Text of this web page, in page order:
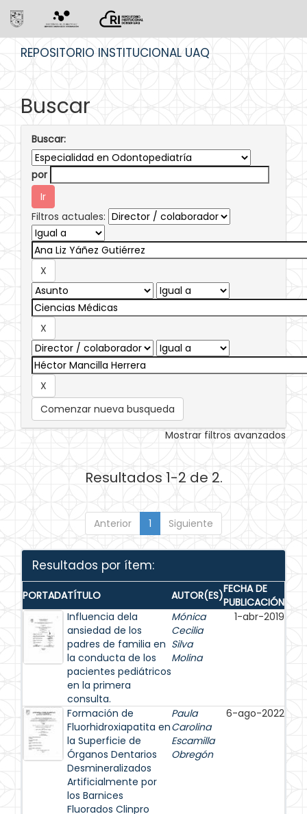
REPOSITORIO INSTITUCIONAL UAQ
Buscar
Buscar:
por
Filtros actuales:
Comenzar nueva busqueda
Mostrar filtros avanzados
Resultados 1-2 de 2.
Anterior 1 Siguiente
Resultados por ítem:
PORTADATÍTULO AUTOR(ES)FECHA DE
PUBLICACIÓN
Influencia dela
ansiedad de los
padres de familia en
la conducta de los
pacientes pediátricos
en la primera
consulta.
Mónica
Cecilia
Silva
Molina
1-abr-2019
Formación de
Fluorhidroxiapatita en
la Superficie de
Órganos Dentarios
Desmineralizados
Artificialmente por
los Barnices
Fluorados Clinpro
Paula
Carolina
Escamilla
Obregón
6-ago-2022